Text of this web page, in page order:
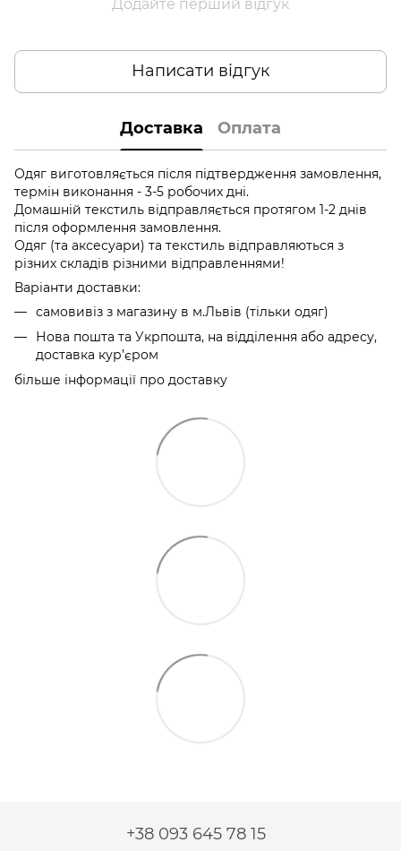
Додайте перший відгук
Написати відгук
Доставка Оплата
Одяг виготовляється після підтвердження замовлення,
термін виконання - 3-5 робочих дні.
Домашній текстиль відправляється протягом 1-2 днів
після оформлення замовлення.
Одяг (та аксесуари) та текстиль відправляються з
різних складів різними відправленнями!
Варіанти доставки:
самовивіз з магазину в м.Львів (тільки одяг)
Нова пошта та Укрпошта, на відділення або адресу,
доставка кур’єром
більше інформації про доставку
+38 093 645 78 15